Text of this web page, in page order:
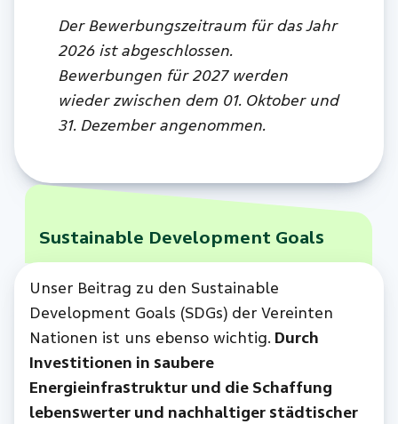
Der Bewerbungszeitraum für das Jahr
2026 ist abgeschlossen.
Bewerbungen für 2027 werden
wieder zwischen dem 01. Oktober und
31. Dezember angenommen.
Sustainable Development Goals
Unser Beitrag zu den Sustainable
Development Goals (SDGs) der Vereinten
Nationen ist uns ebenso wichtig. Durch
Investitionen in saubere
Energieinfrastruktur und die Schaffung
lebenswerter und nachhaltiger städtischer